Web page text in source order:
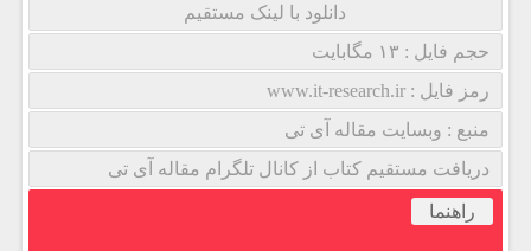
دانلود با لینک مستقیم
حجم فایل : ۱۳ مگابایت
رمز فایل : www.it-research.ir
منبع : وبسایت مقاله آی تی
دریافت مستقیم کتاب از کانال تلگرام مقاله آی تی
راهنما